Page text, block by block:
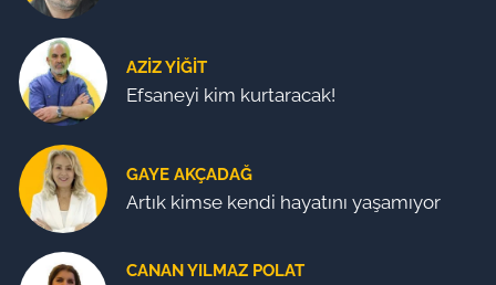
AZIZ YIĞIT
Efsaneyi kim kurtaracak!
GAYE AKÇADAĞ
Artık kimse kendi hayatını yaşamıyor
CANAN YILMAZ POLAT